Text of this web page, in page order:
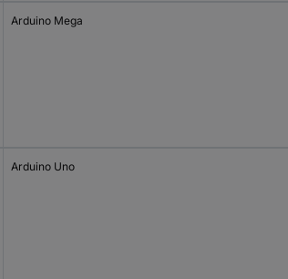
Arduino Mega
Arduino Uno